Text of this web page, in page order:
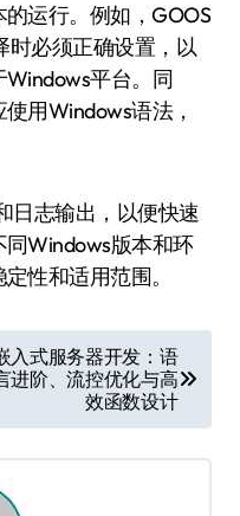
运行。例如，GOOS
时必须正确设置，以
平台。同
用Windows语法，
日志输出，以便快速
Windows版本和环
性和适用范围。
入式服务器开发：语
进阶、流控优化与高
效函数设计